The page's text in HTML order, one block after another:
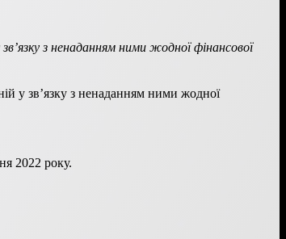
з ненаданням ними жодної фінансової
у зв’язку з ненаданням ними жодної
2022 року.